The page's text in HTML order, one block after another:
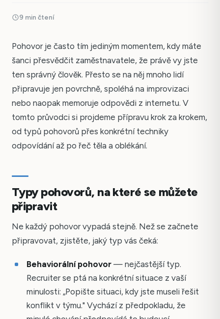
9 min čtení
Pohovor je často tím jediným momentem, kdy máte
šanci přesvědčit zaměstnavatele, že právě vy jste
ten správný člověk. Přesto se na něj mnoho lidí
připravuje jen povrchně, spoléhá na improvizaci
nebo naopak memoruje odpovědi z internetu. V
tomto průvodci si projdeme přípravu krok za krokem,
od typů pohovorů přes konkrétní techniky
odpovídání až po řeč těla a oblékání.
Typy pohovorů, na které se můžete
připravit
Ne každý pohovor vypadá stejně. Než se začnete
připravovat, zjistěte, jaký typ vás čeká:
Behaviorální pohovor— nejčastější typ.
Recruiter se ptá na konkrétní situace z vaší
minulosti: „Popište situaci, kdy jste museli řešit
konflikt v týmu." Vychází z předpokladu, že